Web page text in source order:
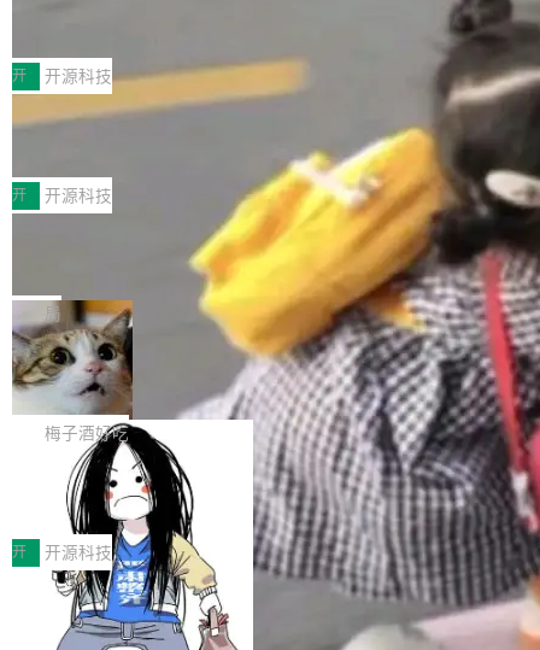
MPComm将作为一种传输引擎接入Mooncake T
ENT，实现零拷贝传输性能提升30%、非零拷贝
传输性能最高提升5倍。UCL-MPComm底层基
于自研UCL-Engine通信引擎，后续腾讯网平将
持续开源更多基于UCL-Engine的高性能通信组
件。 腾讯网平团队在UCL-MPComm中实现了一
个独立于业务线程的全局通信引擎（Engine），
型案例入选名单》，深信服“面向企业研发场景的
开源 AI 编程平台 CoStrict 应用”凭借卓越的技术
创新与落地成效成功入选。 全链路私有化部署，
助力企业AI研发安全落地 当前，越来越多企业已
经开始引入 AI Coding 工具，通过调用公有云模
型或企业内部部署模型提升研发效率。但随着 AI
Coding 从个人辅助工具逐步走向团队级、组织
级应用，企业在规模化落地过程中，对安全性、
可控性和代码质量提出了更高要求。 首先是数据
安全与合规要求。对于大多数普通研发场景，公
有云模型能够满足快速试用和效率提升的需求。
但对于金融、能源、医疗等对数据安全要求较...
开 开源科技
深信服AI算力网关入选工信部人工智能
前不久，工业和信息化部正式发布《2025年人工
智能应用典型案例名单》，集中展示人工智能在
各领域的应用成果，覆盖技术底座、行业赋能、
产品应用、支撑保障、专题等五大方向。深信服
AI算力网关（AI创新平台）成功入选！ 随着各行
各业的Agent走向规模化建设，算力构成形态逐
渐丰富，用户关注的重点也在发生变化：不只是
让AI用起来，还要进一步看清混合算力时代下，
Token花在哪里、算力是否被充分利用，以及持
续增长的AI成本该如何优化。 深信服AI算力网关
正是围绕这些实际问题，从Token治理和成本治
理两个方面，让用户的每一份算力都看得清、管
得住、用得稳、省得下、更安全！ 一、从现在开
始，Token使用一目...
开 开源科技
Jeff Dean 离开 Google：一个时代的结
束，一个实验室的开始
Google 员工编号 20。MapReduce 作者之一。
Bigtable 作者之一。TensorFlow 的作者之一。
Gemini 的架构师。Google 首席科学家。 Jeff D
ean 在 Google 工作了 27 年后，宣布离职。 他
不是一个人走。一同离开的还有 Sanjay Ghema
wat（Google 员工编号 23，Jeff Dean 二十多
年的编程搭档，MapReduce 和 Bigtable 的共同
作者）、Quoc Le（Google 大脑核心成员，Se
q2Seq 和 DocAI 的共同发明人）以及 Oriol Vin
yals（Gemini 联合负责人，AlphaSta...
局
🔥 SolonCode v2026.8.4 发布：界面
字体可调、22 种语言、记忆搜索增强
打开终端就能上岗的全中文编码智能体，这一轮
把「看得清、用母语、记得住」三件事一次补
齐。 SolonCode 是什么 SolonCode 是杭州无
耳科技研发的企业级终端编码智能体——一位全
中文驱动的数字员工，自主理解需求、规划步
骤、编写代码。不挑模型、不挑平台，curl 一行
装完即用。 开源地址：Gitee · GitCode · GitHu
b 安装 支持 Java 8+（8~26）、macOS / Linu
x / Windows / Harmony PC。 # macOS / Linu
梅子酒好吃
让“代码语义理解”深度释放AI Coding
价值潜能：华为云码道（CodeArts）
代码仓技术解析
一、代码仓深度理解技术的作用与价值 在软件工
程实践中，代码仓是企业核心知识资产的主要载
体。企业级代码仓库通常包含数十万乃至数百万
个文件，其规模远超单次模型调用可承载的上下
文窗口。随着项目规模的持续扩张与代码历史的
开 开源科技
一条“删库”命令跑 17 小时，算法工程
师删光 89TB 数据只为干私活
最高人民检察院8月4日公布了一起案件：北京一